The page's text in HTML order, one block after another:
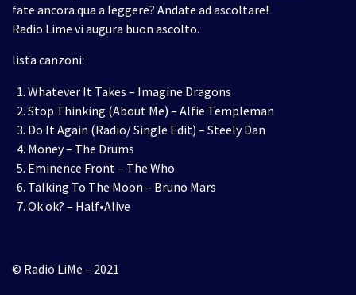
fate ancora qua a leggere? Andate ad ascoltare!
Radio Lime vi augura buon ascolto.
lista canzoni:
Whatever It Takes – Imagine Dragons
Stop Thinking (About Me) – Alfie Templeman
Do It Again (Radio/ Single Edit) – Steely Dan
Money – The Drums
Eminence Front – The Who
Talking To The Moon – Bruno Mars
Ok ok? – Half•Alive
© Radio LiMe – 2021